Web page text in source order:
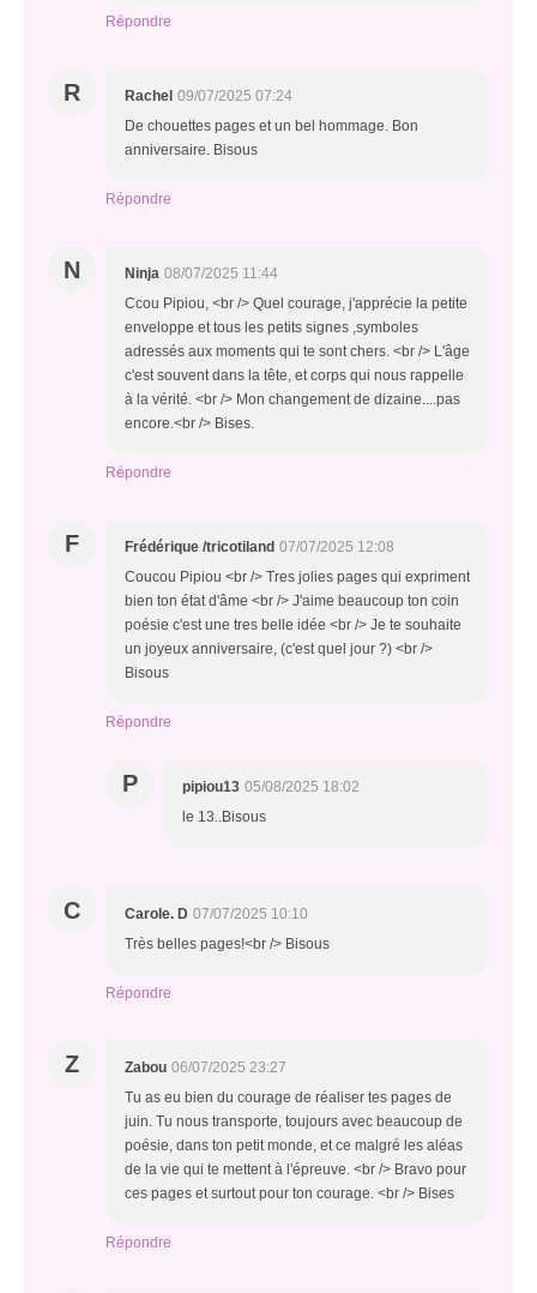
Répondre
R Rachel 09/07/2025 07:24
De chouettes pages et un bel hommage. Bon
anniversaire. Bisous
Répondre
N Ninja 08/07/2025 11:44
Ccou Pipiou, <br /> Quel courage, j'apprécie la petite
enveloppe et tous les petits signes ,symboles
adressés aux moments qui te sont chers. <br /> L'âge
c'est souvent dans la tête, et corps qui nous rappelle
à la vérité. <br /> Mon changement de dizaine....pas
encore.<br /> Bises.
Répondre
F Frédérique /tricotiland 07/07/2025 12:08
Coucou Pipiou <br /> Tres jolies pages qui expriment
bien ton état d'âme <br /> J'aime beaucoup ton coin
poésie c'est une tres belle idée <br /> Je te souhaite
un joyeux anniversaire, (c'est quel jour ?) <br />
Bisous
Répondre
P pipiou13 05/08/2025 18:02
le 13..Bisous
C Carole. D 07/07/2025 10:10
Très belles pages!<br /> Bisous
Répondre
Z Zabou 06/07/2025 23:27
Tu as eu bien du courage de réaliser tes pages de
juin. Tu nous transporte, toujours avec beaucoup de
poésie, dans ton petit monde, et ce malgré les aléas
de la vie qui te mettent à l'épreuve. <br /> Bravo pour
ces pages et surtout pour ton courage. <br /> Bises
Répondre